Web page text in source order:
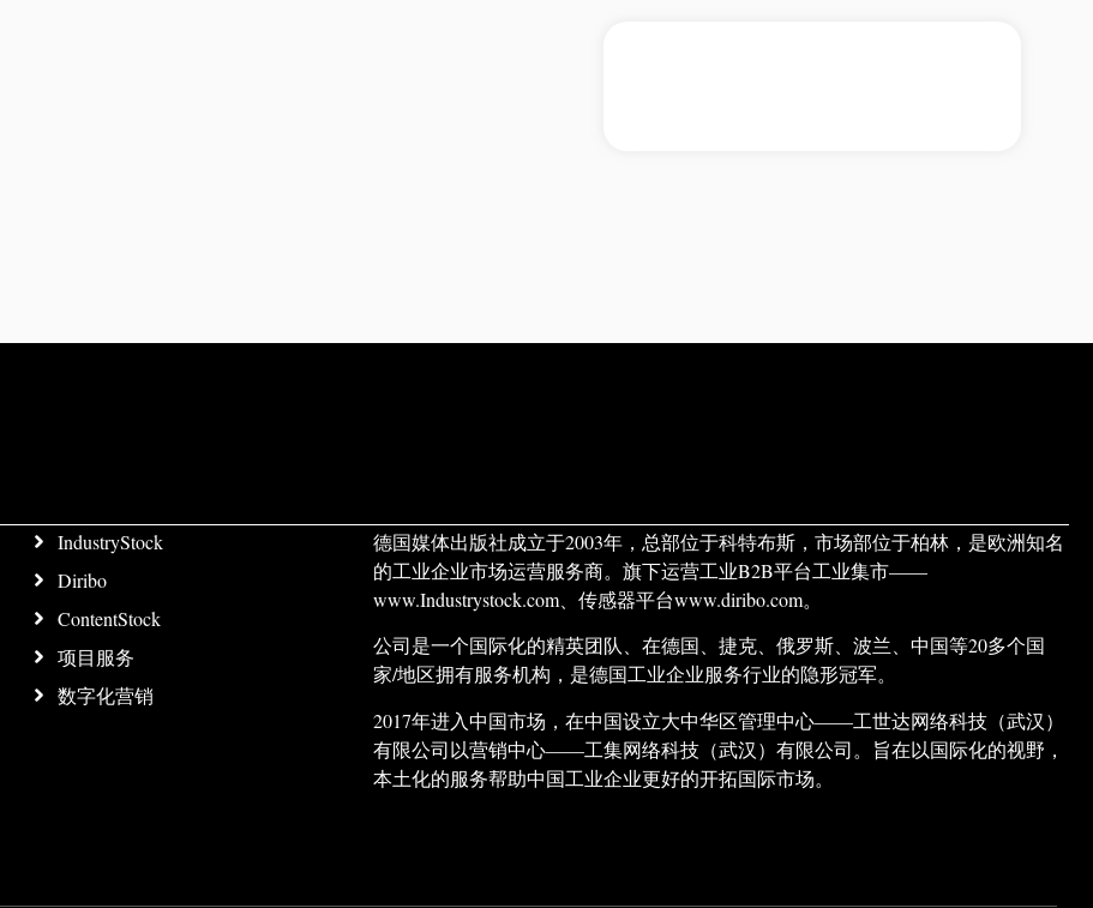
IndustryStock
Diribo
ContentStock
项目服务
数字化营销
德国媒体出版社成立于2003年，总部位于科特布斯，市场部位于柏林，是欧洲知名
的工业企业市场运营服务商。旗下运营工业B2B平台工业集市——
www.Industrystock.com、传感器平台www.diribo.com。
公司是一个国际化的精英团队、在德国、捷克、俄罗斯、波兰、中国等20多个国
家/地区拥有服务机构，是德国工业企业服务行业的隐形冠军。
2017年进入中国市场，在中国设立大中华区管理中心——工世达网络科技（武汉）
有限公司以营销中心——工集网络科技（武汉）有限公司。旨在以国际化的视野，
本土化的服务帮助中国工业企业更好的开拓国际市场。